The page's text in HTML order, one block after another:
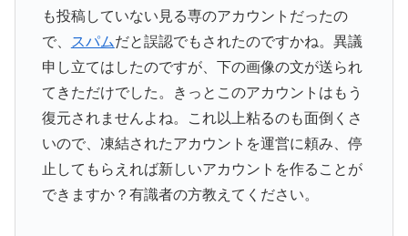
も投稿していない見る専のアカウントだったの
で、
スパムだと誤認でもされたのですかね。異議
申し立てはしたのですが、下の画像の文が送られ
てきただけでした。きっとこのアカウントはもう
復元されませんよね。これ以上粘るのも面倒くさ
いので、凍結されたアカウントを運営に頼み、停
止してもらえれば新しいアカウントを作ることが
できますか？有識者の方教えてください。